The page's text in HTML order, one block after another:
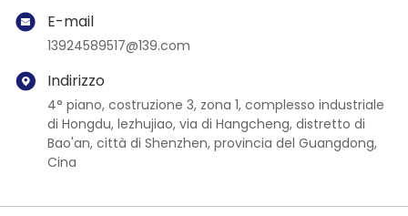
E-mail
13924589517@139.com
Indirizzo
4° piano, costruzione 3, zona 1, complesso industriale
di Hongdu, lezhujiao, via di Hangcheng, distretto di
Bao'an, città di Shenzhen, provincia del Guangdong,
Cina